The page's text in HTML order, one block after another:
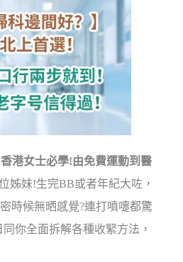
香港女士必學!由免費運動到醫
姊妹!生完BB或者年紀大咗，
時候無晒感覺?連打噴嚏都驚
你全面拆解各種收緊方法，